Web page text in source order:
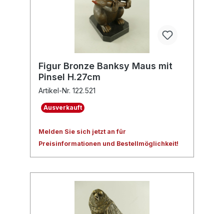
Figur Bronze Banksy Maus mit
Pinsel H.27cm
Artikel-Nr. 122.521
Ausverkauft
Melden Sie sich jetzt an für
Preisinformationen und Bestellmöglichkeit!